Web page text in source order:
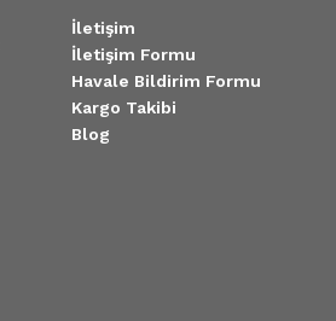
İletişim
İletişim Formu
Havale Bildirim Formu
Kargo Takibi
Blog